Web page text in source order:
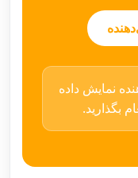
نمایش داده
بگذارید.